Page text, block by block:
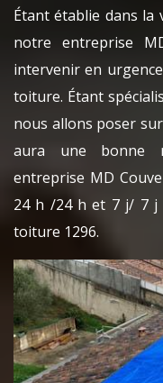
Étant établie dans la
notre entreprise
intervenir en
toiture. Étant
nous allons poser
aura une bonne
entreprise MD
24 h /24 h et 7 j/ 7 j
toiture 1296.